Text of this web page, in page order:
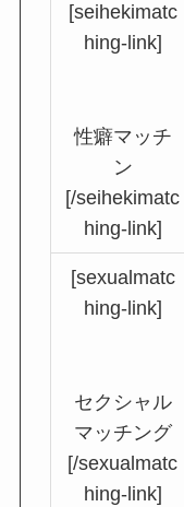
[seihekimatc
hing-link]
性癖マッチ
ン
[/seihekimatc
hing-link]
[sexualmatc
hing-link]
セクシャル
マッチング
[/sexualmatc
hing-link]